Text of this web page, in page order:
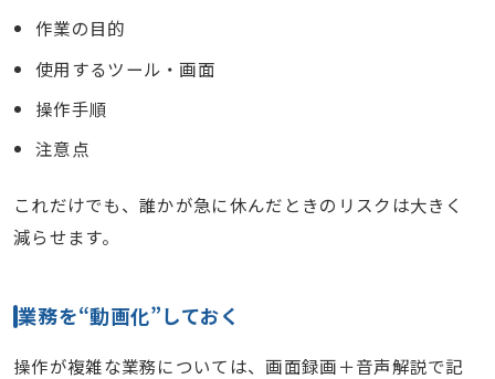
作業の目的
使用するツール・画面
操作手順
注意点
これだけでも、誰かが急に休んだときのリスクは大きく
減らせます。
業務を“動画化”しておく
操作が複雑な業務については、画面録画＋音声解説で記